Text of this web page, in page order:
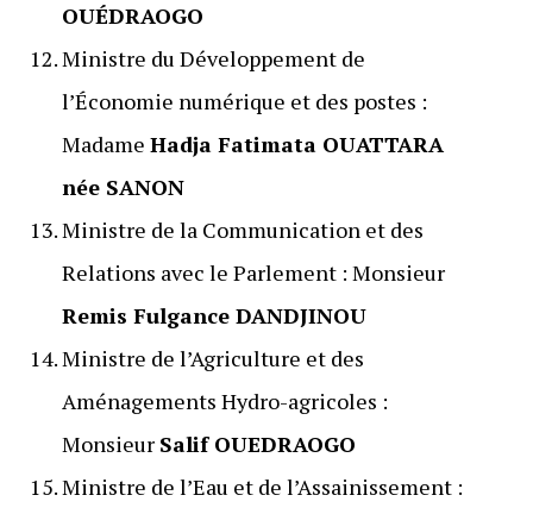
OUÉDRAOGO
Ministre du Développement de
l’Économie numérique et des postes :
Madame Hadja Fatimata OUATTARA
née SANON
Ministre de la Communication et des
Relations avec le Parlement : Monsieur
Remis Fulgance DANDJINOU
Ministre de l’Agriculture et des
Aménagements Hydro-agricoles :
Monsieur Salif OUEDRAOGO
Ministre de l’Eau et de l’Assainissement :